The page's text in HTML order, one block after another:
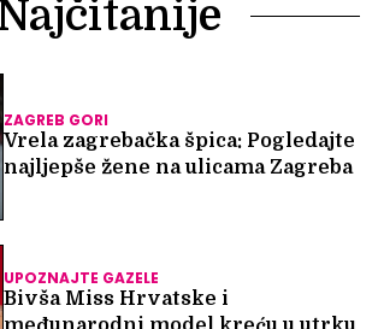
ZAGREB GORI
Vrela zagrebačka špica: Pogledajte
najljepše žene na ulicama Zagreba
UPOZNAJTE GAZELE
Bivša Miss Hrvatske i